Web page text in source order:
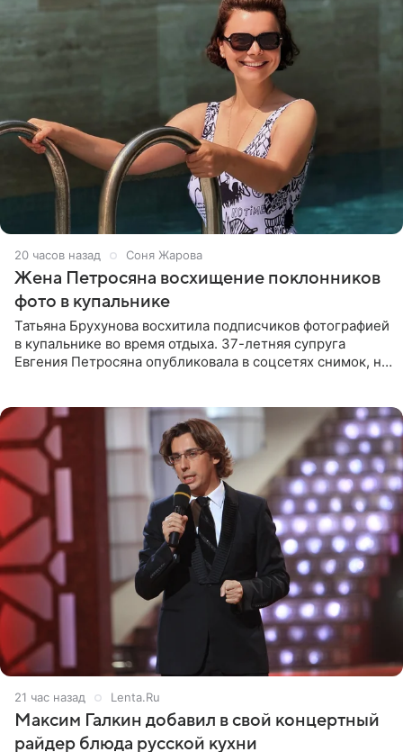
20 часов назад Соня Жарова
Жена Петросяна восхищение поклонников
фото в купальнике
Татьяна Брухунова восхитила подписчиков фотографией
в купальнике во время отдыха. 37-летняя супруга
Евгения Петросяна опубликовала в соцсетях снимок, на
21 час назад Lenta.Ru
Максим Галкин добавил в свой концертный
райдер блюда русской кухни